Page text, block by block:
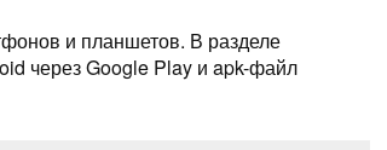
и планшетов. В разделе
через Google Play и apk-файл